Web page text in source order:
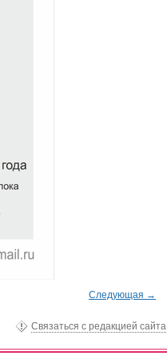
Следующая →
Связаться с редакцией сайта